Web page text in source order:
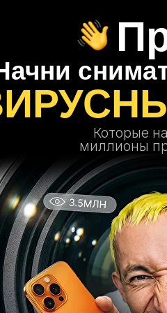
Которые
миллионы